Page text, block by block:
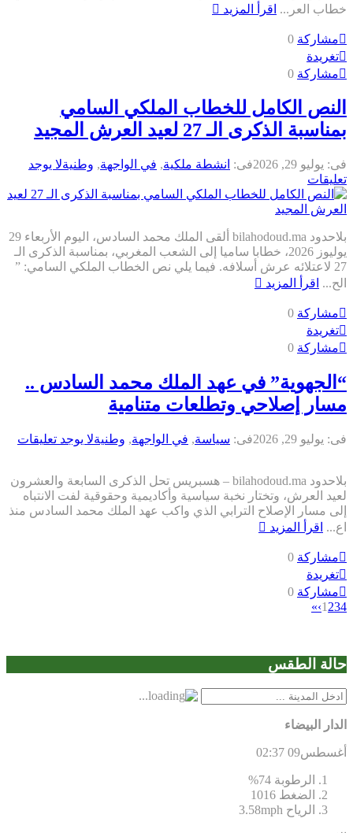
العر...اقرأ المزيد
مشاركة 0
تغريدة
مشاركة 0
الكامل للخطاب الملكي السامي
الذكرى الـ 27 لعيد العرش المجيد
يوليو 29, 2026 فى: انشطة ملكية,في الواجهة,وطنيةلا يوجد
بلاحدود bilahodoud.ma ألقى الملك محمد السادس، اليوم الأربعاء 29
يوليوز 2026، خطابا ساميا إلى الشعب المغربي، بمناسبة الذكرى الـ
27 لاعتلائه عرش أسلافه. فيما يلي نص الخطاب الملكي السامي: ”
اقرأ المزيد
مشاركة 0
تغريدة
مشاركة 0
في عهد الملك محمد السادس ..
إصلاحي وتطلعات متنامية
يوليو 29, 2026 فى: سياسة,في الواجهة,وطنيةلا يوجد تعليقات
بلاحدود bilahodoud.ma – هسبريس تحل الذكرى السابعة والعشرون
العرش، وتختار نخبة سياسية وأكاديمية وحقوقية لفت الانتباه
مسار الإصلاح الترابي الذي واكب عهد الملك محمد السادس منذ
اقرأ المزيد
مشاركة 0
تغريدة
مشاركة 0
123
›
»
الطقس
البيضاء
02:37
الرطوبة74%
الضغط1016
الرياح3.58mph